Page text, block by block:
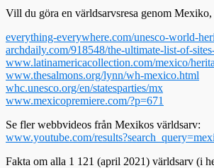
Vill du göra en världsarvsresa genom
everything-everywhere.com/unesco-world-
archdaily.com/918548/the-ultimate-list-of-
www.latinamericacollection.com/mexico/
www.thesalmons.org/lynn/wh-mexico.html
whc.unesco.org/en/statesparties/mx
www.mexicopremiere.com/?p=671
Se fler webbvideos från Mexikos världsarv:
www.youtube.com/
Fakta om alla 1 121 (april 2021) världsarv (i